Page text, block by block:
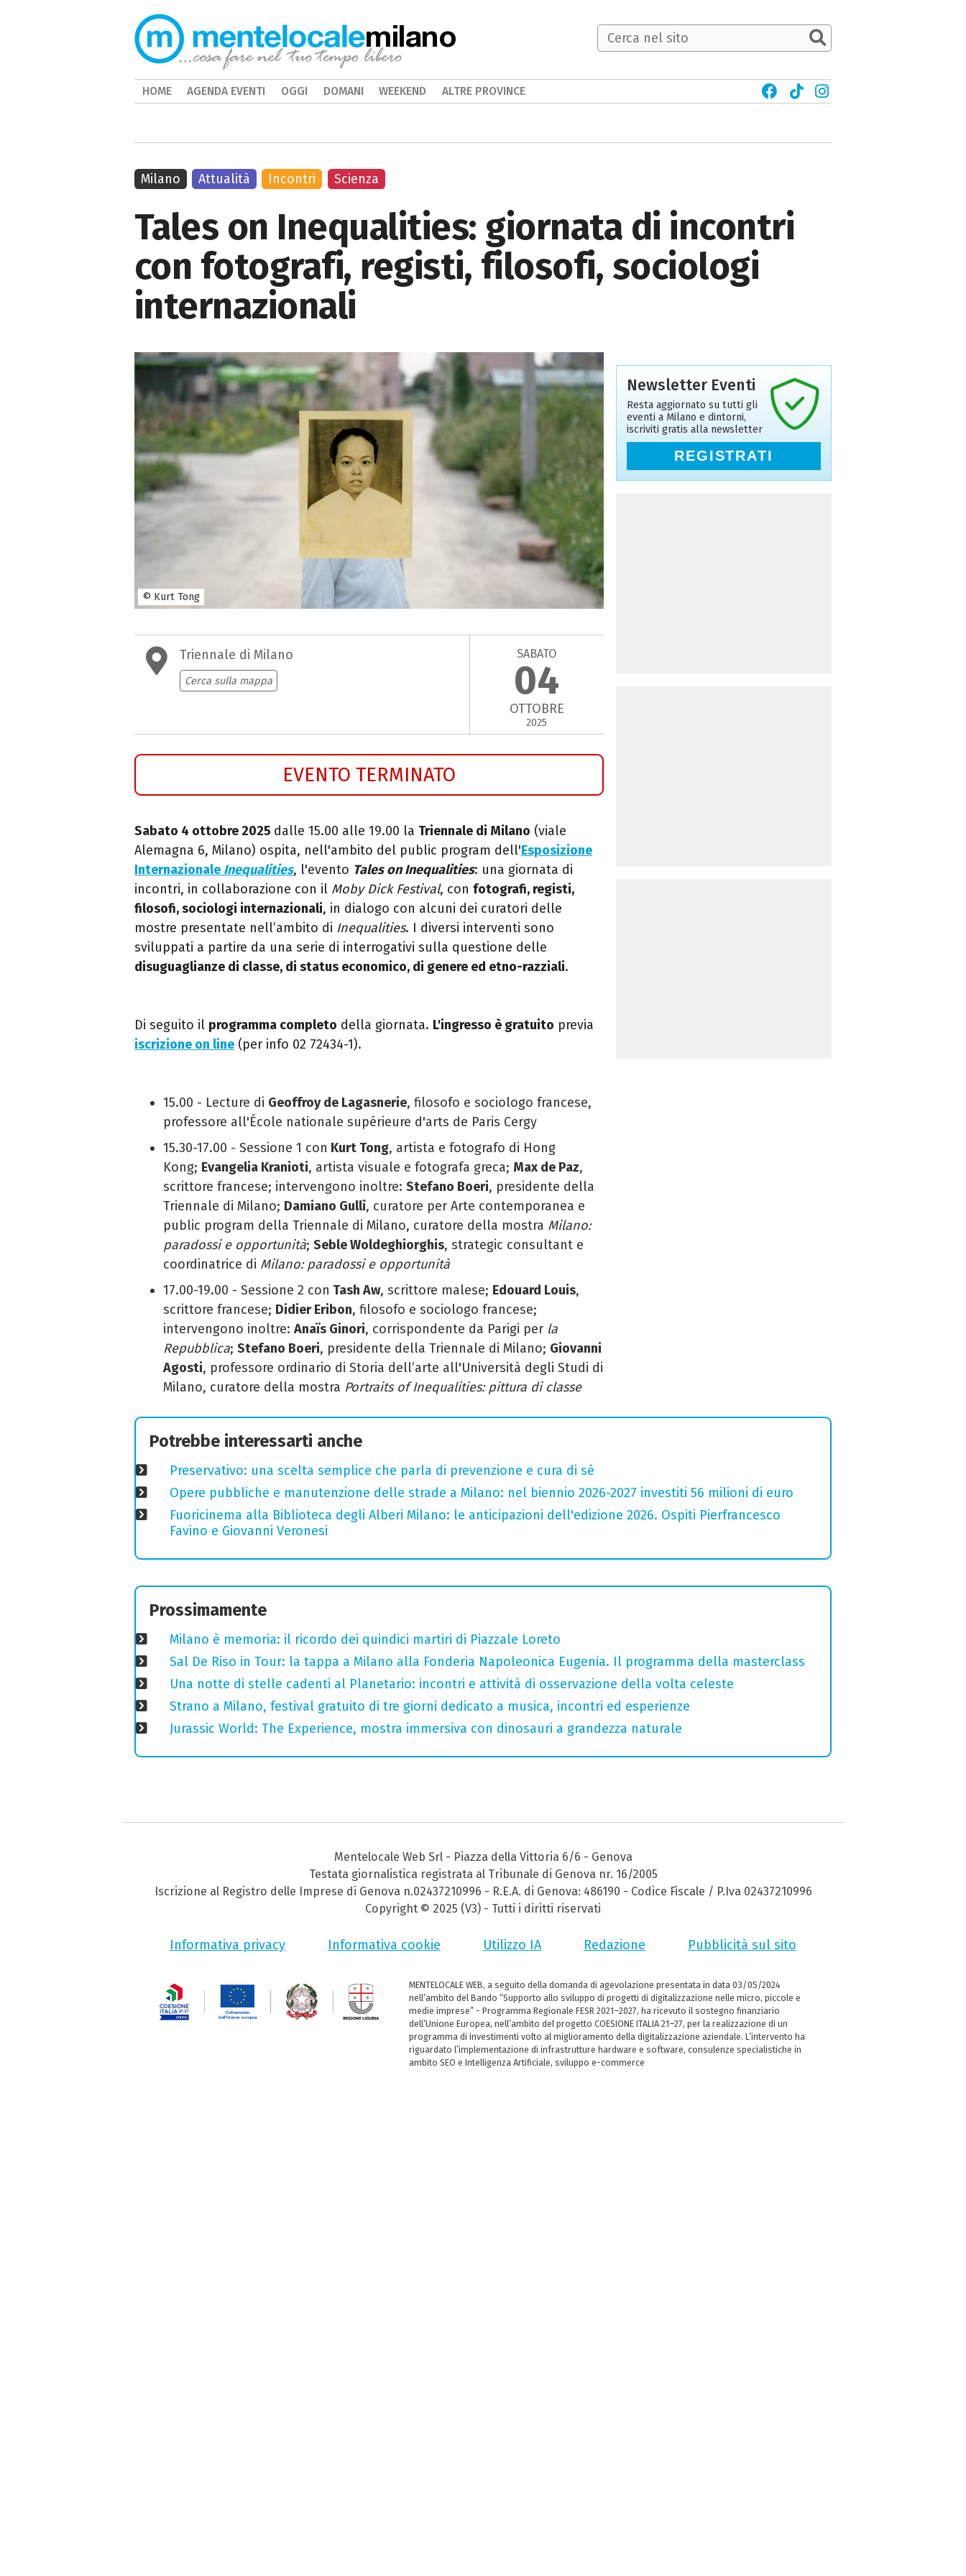
Tales on Inequalities: giornata di incontri
con fotografi, registi, filosofi, sociologi
internazionali
© Kurt Tong
Triennale di Milano
Cerca sulla mappa
SABATO
04
OTTOBRE
2025
EVENTO TERMINATO
Sabato 4 ottobre 2025 dalle 15.00 alle 19.00 la Triennale di Milano (viale
Alemagna 6, Milano) ospita, nell'ambito del public program dell'Esposizione
Internazionale Inequalities, l'evento Tales on Inequalities: una giornata di
incontri, in collaborazione con il Moby Dick Festival, con fotografi, registi,
filosofi, sociologi internazionali, in dialogo con alcuni dei curatori delle
mostre presentate nell’ambito di Inequalities. I diversi interventi sono
sviluppati a partire da una serie di interrogativi sulla questione delle
disuguaglianze di classe, di status economico, di genere ed etno-razziali.
Di seguito il programma completo della giornata. L'ingresso è gratuito previa
iscrizione on line (per info 02 72434-1).
15.00 - Lecture di Geoffroy de Lagasnerie, filosofo e sociologo francese,
professore all'École nationale supérieure d'arts de Paris Cergy
15.30-17.00 - Sessione 1 con Kurt Tong, artista e fotografo di Hong
Kong; Evangelia Kranioti, artista visuale e fotografa greca; Max de Paz,
scrittore francese; intervengono inoltre: Stefano Boeri, presidente della
Triennale di Milano; Damiano Gullì, curatore per Arte contemporanea e
public program della Triennale di Milano, curatore della mostra Milano:
paradossi e opportunità; Seble Woldeghiorghis, strategic consultant e
coordinatrice di Milano: paradossi e opportunità
17.00-19.00 - Sessione 2 con Tash Aw, scrittore malese; Edouard Louis,
scrittore francese; Didier Eribon, filosofo e sociologo francese;
intervengono inoltre: Anaïs Ginori, corrispondente da Parigi per la
Repubblica; Stefano Boeri, presidente della Triennale di Milano; Giovanni
Agosti, professore ordinario di Storia dell’arte all'Università degli Studi di
Milano, curatore della mostra Portraits of Inequalities: pittura di classe
Milano Attualità Incontri Scienza
Newsletter Eventi
Resta aggiornato su tutti gli
eventi a Milano e dintorni,
iscriviti gratis alla newsletter
REGISTRATI
Potrebbe interessarti anche
Preservativo: una scelta semplice che parla di prevenzione e cura di sé
Opere pubbliche e manutenzione delle strade a Milano: nel biennio 2026-2027 investiti 56 milioni di euro
Fuoricinema alla Biblioteca degli Alberi Milano: le anticipazioni dell'edizione 2026. Ospiti Pierfrancesco
Favino e Giovanni Veronesi
Prossimamente
Milano è memoria: il ricordo dei quindici martiri di Piazzale Loreto
Sal De Riso in Tour: la tappa a Milano alla Fonderia Napoleonica Eugenia. Il programma della masterclass
Una notte di stelle cadenti al Planetario: incontri e attività di osservazione della volta celeste
Strano a Milano, festival gratuito di tre giorni dedicato a musica, incontri ed esperienze
Jurassic World: The Experience, mostra immersiva con dinosauri a grandezza naturale
milano
HOME AGENDA EVENTI OGGI DOMANI WEEKEND ALTRE PROVINCE
Mentelocale Web Srl - Piazza della Vittoria 6/6 - Genova
Testata giornalistica registrata al Tribunale di Genova nr. 16/2005
Iscrizione al Registro delle Imprese di Genova n.02437210996 - R.E.A. di Genova: 486190 - Codice Fiscale / P.Iva 02437210996
Copyright © 2025 (V3) - Tutti i diritti riservati
Informativa privacy Informativa cookie Utilizzo IA Redazione Pubblicità sul sito
MENTELOCALE WEB, a seguito della domanda di agevolazione presentata in data 03/05/2024
nell’ambito del Bando “Supporto allo sviluppo di progetti di digitalizzazione nelle micro, piccole e
medie imprese” - Programma Regionale FESR 2021–2027, ha ricevuto il sostegno finanziario
dell’Unione Europea, nell’ambito del progetto COESIONE ITALIA 21–27, per la realizzazione di un
programma di investimenti volto al miglioramento della digitalizzazione aziendale. L’intervento ha
riguardato l’implementazione di infrastrutture hardware e software, consulenze specialistiche in
ambito SEO e Intelligenza Artificiale, sviluppo e-commerce